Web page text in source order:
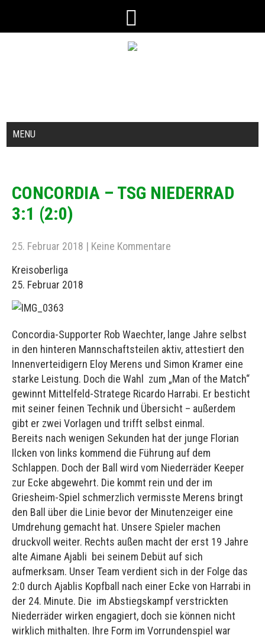
MENU
CONCORDIA – TSG NIEDERRAD
3:1 (2:0)
25. Februar 2018 | Keine Kommentare
Kreisoberliga
25. Februar 2018
Concordia-Supporter Rob Waechter, lange Jahre selbst
in den hinteren Mannschaftsteilen aktiv, attestiert den
Innenverteidigern Eloy Merens und Simon Kramer eine
starke Leistung. Doch die Wahl zum „Man of the Match“
gewinnt Mittelfeld-Stratege Ricardo Harrabi. Er besticht
mit seiner feinen Technik und Übersicht – außerdem
gibt er zwei Vorlagen und trifft selbst einmal.
Bereits nach wenigen Sekunden hat der junge Florian
Ilcken von links kommend die Führung auf dem
Schlappen. Doch der Ball wird vom Niederräder Keeper
zur Ecke abgewehrt. Die kommt rein und der im
Griesheim-Spiel schmerzlich vermisste Merens bringt
den Ball über die Linie bevor der Minutenzeiger eine
Umdrehung gemacht hat. Unsere Spieler machen
druckvoll weiter. Rechts außen macht der erst 19 Jahre
alte Aimane Ajabli bei seinem Debüt auf sich
aufmerksam. Unser Team verdient sich in der Folge das
2:0 durch Ajablis Kopfball nach einer Ecke von Harrabi in
der 24. Minute. Die im Abstiegskampf verstrickten
Niederräder wirken engagiert, doch sie können nicht
wirklich mithalten. Ihre Form im Vorrundenspiel war